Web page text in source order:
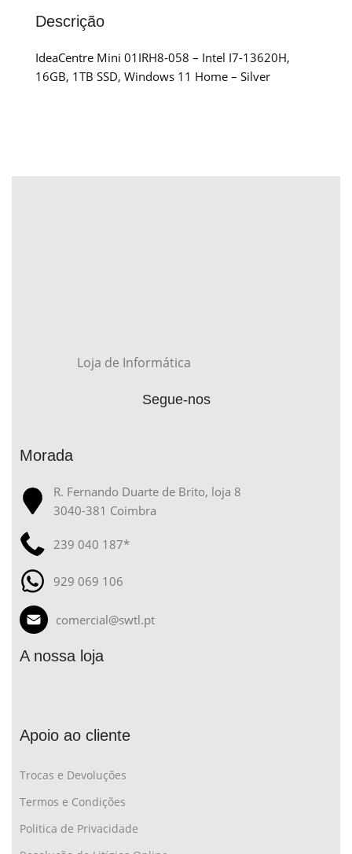
Descrição
IdeaCentre Mini 01IRH8-058 – Intel I7-13620H,
16GB, 1TB SSD, Windows 11 Home – Silver
Loja de Informática
Segue-nos
Morada
R. Fernando Duarte de Brito, loja 8
3040-381 Coimbra
239 040 187*
929 069 106
comercial@swtl.pt
A nossa loja
Apoio ao cliente
Trocas e Devoluções
Termos e Condições
Politica de Privacidade